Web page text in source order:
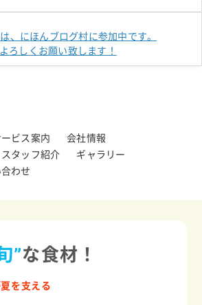
、にほんブログ村に参加中です。
ろしくお願い致します！
ービス案内
会社情報
スタッフ紹介
ギャラリー
わせ
”な食材！
を支える